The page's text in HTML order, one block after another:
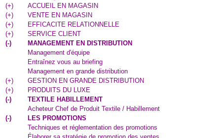
(+)
ACCUEIL EN MAGASIN
(+)
VENTE EN MAGASIN
(+)
EFFICACITE RELATIONNELLE
(+)
SERVICE CLIENT
(-)
MANAGEMENT EN DISTRIBUTION
Management d'équipe
Entraînez vous au briefing
Management en grande distribution
(+)
GESTION EN GRANDE DISTRIBUTION
(+)
PRODUITS DU LUXE
(-)
TEXTILE HABILLEMENT
Acheteur Chef de Produit Textile / Habillement
(-)
LES PROMOTIONS
Techniques et réglementation des promotions